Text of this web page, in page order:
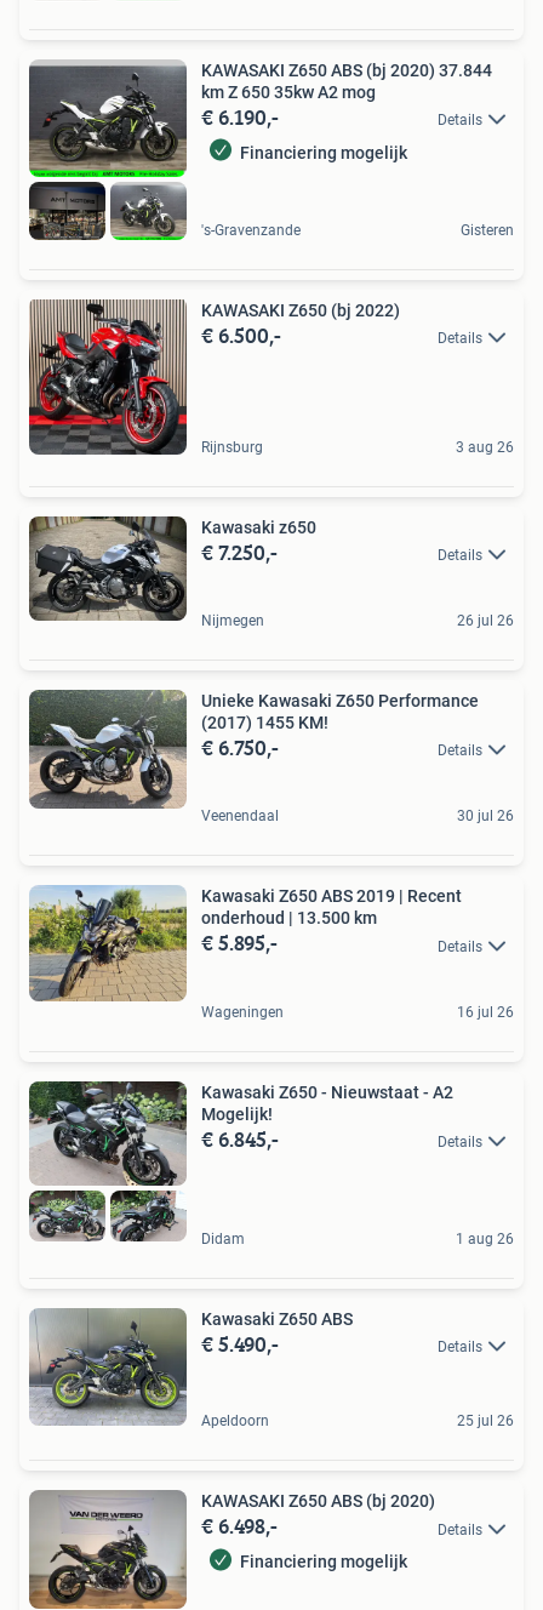
KAWASAKI Z650 ABS (bj 2020) 37.844
km Z 650 35kw A2 mog
€ 6.190,- Details
Financiering mogelijk
's-Gravenzande Gisteren
KAWASAKI Z650 (bj 2022)
€ 6.500,- Details
Rijnsburg 3 aug 26
Kawasaki z650
€ 7.250,- Details
Nijmegen 26 jul 26
Unieke Kawasaki Z650 Performance
(2017) 1455 KM!
€ 6.750,- Details
Veenendaal 30 jul 26
Kawasaki Z650 ABS 2019 | Recent
onderhoud | 13.500 km
€ 5.895,- Details
Wageningen 16 jul 26
Kawasaki Z650 - Nieuwstaat - A2
Mogelijk!
€ 6.845,- Details
Didam 1 aug 26
Kawasaki Z650 ABS
€ 5.490,- Details
Apeldoorn 25 jul 26
KAWASAKI Z650 ABS (bj 2020)
€ 6.498,- Details
Financiering mogelijk